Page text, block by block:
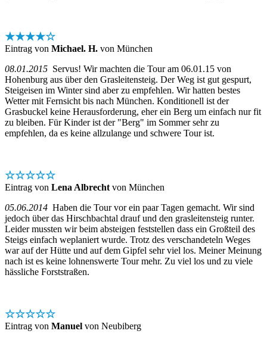
★★★★☆
Eintrag von Michael. H. von München
08.01.2015 Servus! Wir machten die Tour am 06.01.15 von
Hohenburg aus über den Grasleitensteig. Der Weg ist gut gespurt,
Steigeisen im Winter sind aber zu empfehlen. Wir hatten bestes
Wetter mit Fernsicht bis nach München. Konditionell ist der
Grasbuckel keine Herausforderung, eher ein Berg um einfach nur fit
zu bleiben. Für Kinder ist der "Berg" im Sommer sehr zu
empfehlen, da es keine allzulange und schwere Tour ist.
☆☆☆☆☆
Eintrag von Lena Albrecht von München
05.06.2014 Haben die Tour vor ein paar Tagen gemacht. Wir sind
jedoch über das Hirschbachtal drauf und den grasleitensteig runter.
Leider mussten wir beim absteigen feststellen dass ein Großteil des
Steigs einfach weplaniert wurde. Trotz des verschandeteln Weges
war auf der Hütte und auf dem Gipfel sehr viel los. Meiner Meinung
nach ist es keine lohnenswerte Tour mehr. Zu viel los und zu viele
hässliche Forststraßen.
☆☆☆☆☆
Eintrag von Manuel von Neubiberg